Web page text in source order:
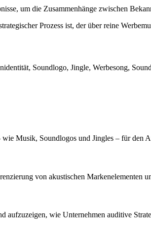
um die Zusammenhänge zwischen
Prozess ist, der über reine
Soundlogo, Jingle, Werbesong,
Musik, Soundlogos und Jingles – für den
von akustischen Markenelementen
aufzuzeigen, wie Unternehmen auditive